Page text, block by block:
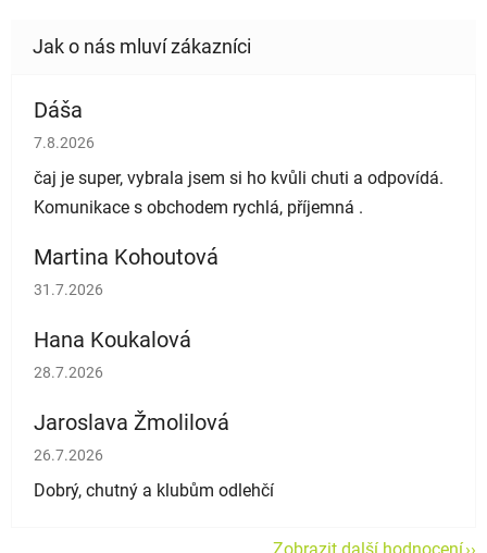
Dáša
Hodnocení obchodu je 5 z 5 hvězdiček.
7.8.2026
čaj je super, vybrala jsem si ho kvůli chuti a odpovídá.
Komunikace s obchodem rychlá, příjemná .
Martina Kohoutová
Hodnocení obchodu je 5 z 5 hvězdiček.
31.7.2026
Hana Koukalová
Hodnocení obchodu je 5 z 5 hvězdiček.
28.7.2026
Jaroslava Žmolilová
Hodnocení obchodu je 5 z 5 hvězdiček.
26.7.2026
Dobrý, chutný a klubům odlehčí